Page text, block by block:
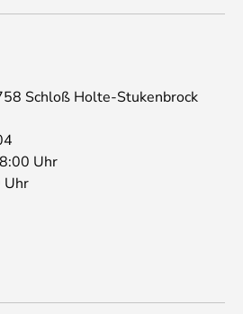
Schloß Holte-Stukenbrock
Uhr
Uhr